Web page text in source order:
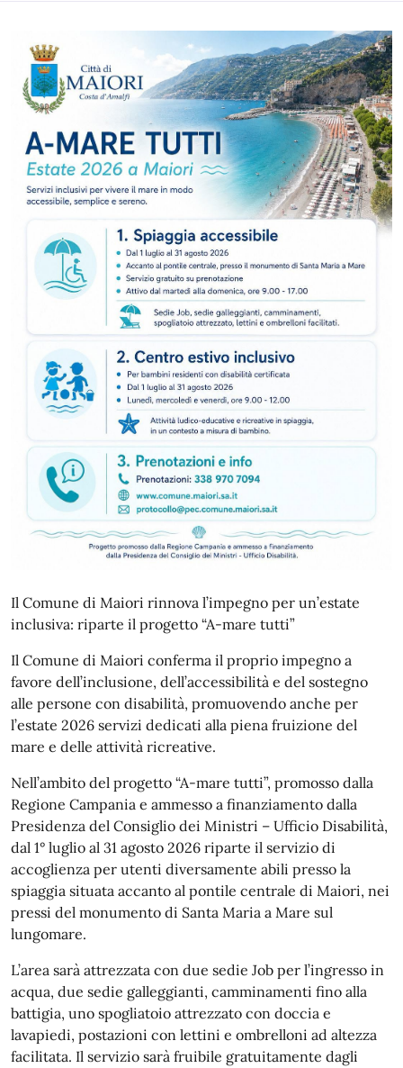
Il Comune di Maiori rinnova l’impegno per un’estate
inclusiva: riparte il progetto “A-mare tutti”
Il Comune di Maiori conferma il proprio impegno a
favore dell’inclusione, dell’accessibilità e del sostegno
alle persone con disabilità, promuovendo anche per
l’estate 2026 servizi dedicati alla piena fruizione del
mare e delle attività ricreative.
Nell’ambito del progetto “A-mare tutti”, promosso dalla
Regione Campania e ammesso a finanziamento dalla
Presidenza del Consiglio dei Ministri – Ufficio Disabilità,
dal 1° luglio al 31 agosto 2026 riparte il servizio di
accoglienza per utenti diversamente abili presso la
spiaggia situata accanto al pontile centrale di Maiori, nei
pressi del monumento di Santa Maria a Mare sul
lungomare.
L’area sarà attrezzata con due sedie Job per l’ingresso in
acqua, due sedie galleggianti, camminamenti fino alla
battigia, uno spogliatoio attrezzato con doccia e
lavapiedi, postazioni con lettini e ombrelloni ad altezza
facilitata. Il servizio sarà fruibile gratuitamente dagli